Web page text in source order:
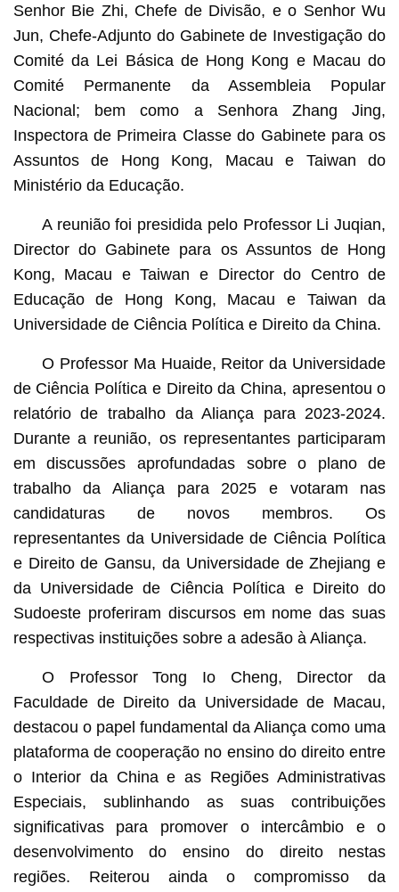
Senhor Bie Zhi, Chefe de Divisão, e o Senhor Wu
Jun, Chefe-Adjunto do Gabinete de Investigação do
Comité da Lei Básica de Hong Kong e Macau do
Comité Permanente da Assembleia Popular
Nacional; bem como a Senhora Zhang Jing,
Inspectora de Primeira Classe do Gabinete para os
Assuntos de Hong Kong, Macau e Taiwan do
Ministério da Educação.
A reunião foi presidida pelo Professor Li Juqian,
Director do Gabinete para os Assuntos de Hong
Kong, Macau e Taiwan e Director do Centro de
Educação de Hong Kong, Macau e Taiwan da
Universidade de Ciência Política e Direito da China.
O Professor Ma Huaide, Reitor da Universidade
de Ciência Política e Direito da China, apresentou o
relatório de trabalho da Aliança para 2023-2024.
Durante a reunião, os representantes participaram
em discussões aprofundadas sobre o plano de
trabalho da Aliança para 2025 e votaram nas
candidaturas de novos membros. Os
representantes da Universidade de Ciência Política
e Direito de Gansu, da Universidade de Zhejiang e
da Universidade de Ciência Política e Direito do
Sudoeste proferiram discursos em nome das suas
respectivas instituições sobre a adesão à Aliança.
O Professor Tong Io Cheng, Director da
Faculdade de Direito da Universidade de Macau,
destacou o papel fundamental da Aliança como uma
plataforma de cooperação no ensino do direito entre
o Interior da China e as Regiões Administrativas
Especiais, sublinhando as suas contribuições
significativas para promover o intercâmbio e o
desenvolvimento do ensino do direito nestas
regiões. Reiterou ainda o compromisso da